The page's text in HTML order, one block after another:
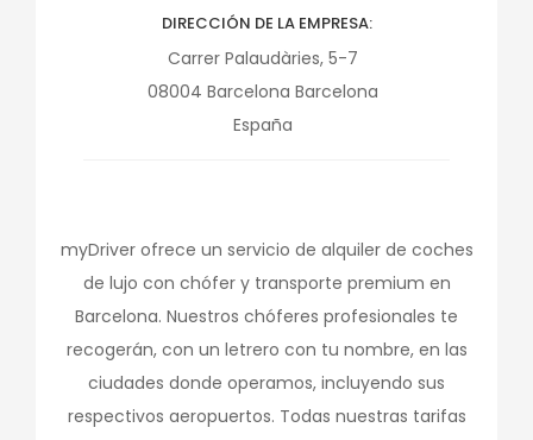
DIRECCIÓN DE LA EMPRESA
Carrer Palaudàries, 5-7
08004 Barcelona Barcelona
España
myDriver ofrece un servicio de alquiler de coches
de lujo con chófer y transporte premium en
Barcelona. Nuestros chóferes profesionales te
recogerán, con un letrero con tu nombre, en las
ciudades donde operamos, incluyendo sus
respectivos aeropuertos. Todas nuestras tarifas